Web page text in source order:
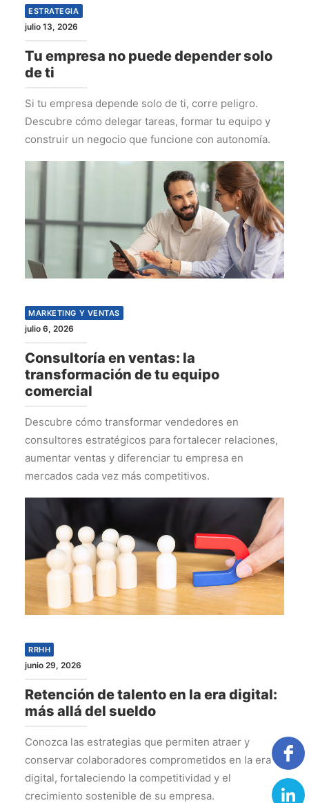
ESTRATEGIA
julio 13, 2026
Tu empresa no puede depender solo
de ti
Si tu empresa depende solo de ti, corre peligro.
Descubre cómo delegar tareas, formar tu equipo y
construir un negocio que funcione con autonomía.
MARKETING Y VENTAS
julio 6, 2026
Consultoría en ventas: la
transformación de tu equipo
comercial
Descubre cómo transformar vendedores en
consultores estratégicos para fortalecer relaciones,
aumentar ventas y diferenciar tu empresa en
mercados cada vez más competitivos.
RRHH
junio 29, 2026
Retención de talento en la era digital:
más allá del sueldo
Conozca las estrategias que permiten atraer y
conservar colaboradores comprometidos en la era
digital, fortaleciendo la competitividad y el
crecimiento sostenible de su empresa.